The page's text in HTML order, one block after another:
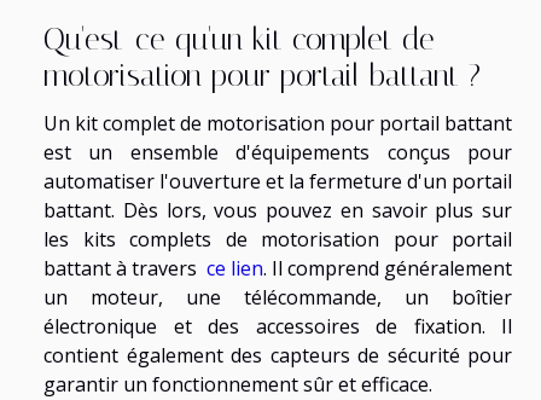
Qu'est-ce qu'un kit complet de
motorisation pour portail battant ?
Un kit complet de motorisation pour portail battant
est un ensemble d'équipements conçus pour
automatiser l'ouverture et la fermeture d'un portail
battant. Dès lors, vous pouvez en savoir plus sur
les kits complets de motorisation pour portail
battant à travers ce lien. Il comprend généralement
un moteur, une télécommande, un boîtier
électronique et des accessoires de fixation. Il
contient également des capteurs de sécurité pour
garantir un fonctionnement sûr et efficace.